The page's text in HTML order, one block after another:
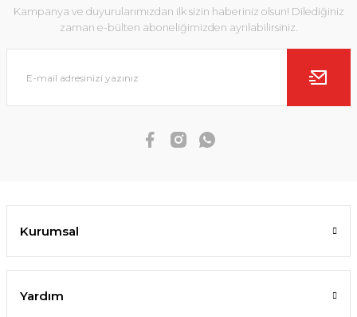
Kampanya ve duyurularımızdan ilk sizin haberiniz olsun! Dilediğiniz
zaman e-bülten aboneliğimizden ayrılabilirsiniz.
Kurumsal
Yardım